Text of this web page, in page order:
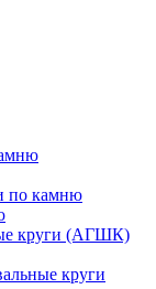
по камню
круги (АГШК)
круги